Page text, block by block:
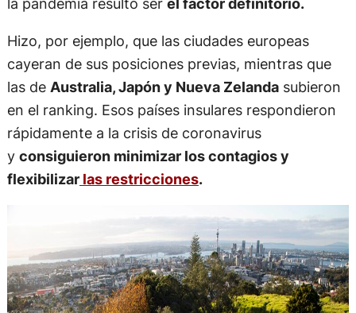
Hizo, por ejemplo, que las ciudades europeas
cayeran de sus posiciones previas, mientras que
las de Australia, Japón y Nueva Zelandasubieron
en el ranking. Esos países insulares respondieron
rápidamente a la crisis de coronavirus
y consiguieron minimizar los contagios y
flexibilizarlas restricciones.